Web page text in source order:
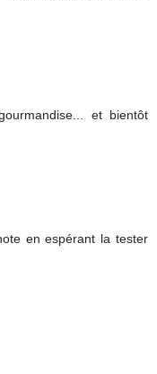
et bientôt
en espérant la tester